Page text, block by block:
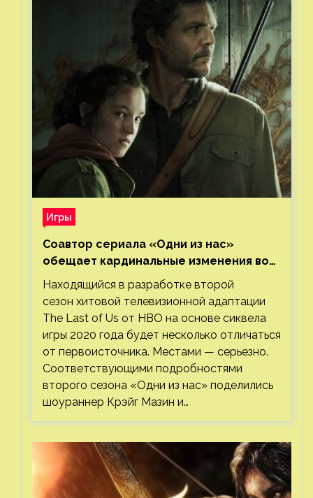
Игры
Соавтор сериала «Одни из нас»
обещает кардинальные изменения во
втором сезоне
Находящийся в разработке второй
сезон хитовой телевизионной адаптации
The Last of Us от HBO на основе сиквела
игры 2020 года будет несколько отличаться
от первоисточника. Местами — серьезно.
Соответствующими подробностями
второго сезона «Одни из нас» поделились
шоураннер Крэйг Мазин и…